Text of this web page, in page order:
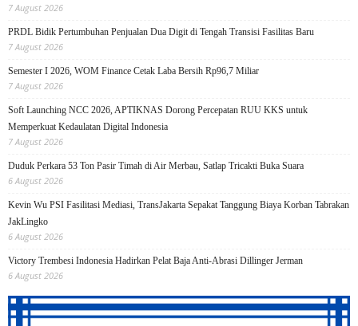
7 August 2026
PRDL Bidik Pertumbuhan Penjualan Dua Digit di Tengah Transisi Fasilitas Baru
7 August 2026
Semester I 2026, WOM Finance Cetak Laba Bersih Rp96,7 Miliar
7 August 2026
Soft Launching NCC 2026, APTIKNAS Dorong Percepatan RUU KKS untuk
Memperkuat Kedaulatan Digital Indonesia
7 August 2026
Duduk Perkara 53 Ton Pasir Timah di Air Merbau, Satlap Tricakti Buka Suara
6 August 2026
Kevin Wu PSI Fasilitasi Mediasi, TransJakarta Sepakat Tanggung Biaya Korban Tabrakan
JakLingko
6 August 2026
Victory Trembesi Indonesia Hadirkan Pelat Baja Anti-Abrasi Dillinger Jerman
6 August 2026